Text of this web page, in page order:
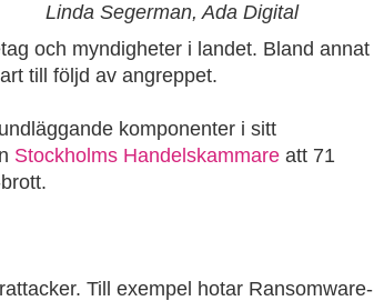
Linda Segerman, Ada Digital
och myndigheter i landet. Bland annat
till följd av angreppet.
komponenter i sitt
Stockholms Handelskammare att 71
Till exempel hotar Ransomware-